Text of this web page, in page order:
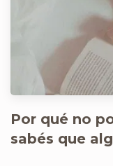
Por qué no
sabés que